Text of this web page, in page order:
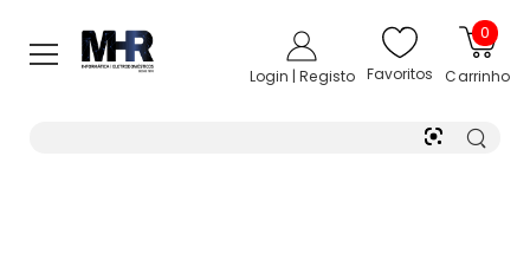
Login | Registo Favoritos
0
Carrinho